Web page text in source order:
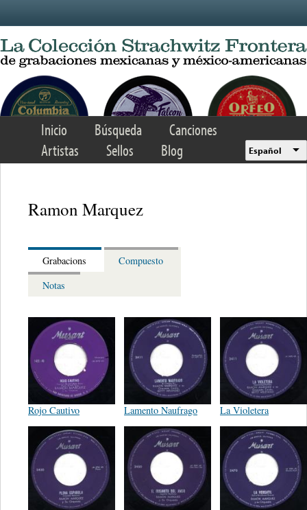
Inicio Búsqueda
Canciones
Artistas
Sellos Blog Español
Ramon Marquez
Grabacions
Compuesto
Notas
Rojo Cautivo Lamento Naufrago La Violetera